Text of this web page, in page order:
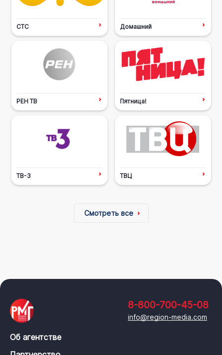
СТС Домашний
РЕН ТВ Пятница!
ТВ-3 ТВЦ
Смотреть все
8-800-700-45-08
info@region-media.com
Об агентстве